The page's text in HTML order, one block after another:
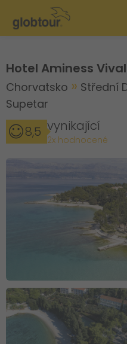
Hotel Aminess
Chorvatsko Střední
Supetar
8,5 vynikající
2x hodnocené